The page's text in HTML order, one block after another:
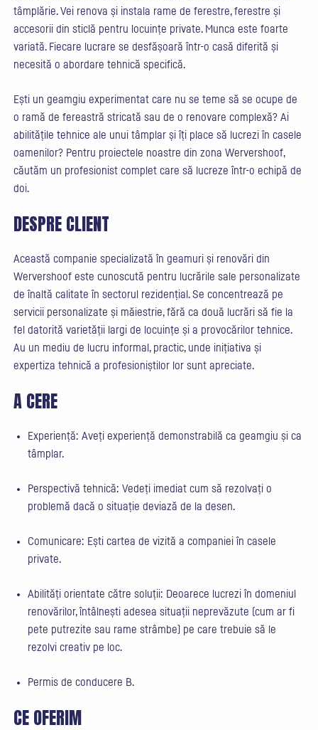
tâmplărie. Vei renova și instala rame de ferestre, ferestre și
accesorii din sticlă pentru locuințe private. Munca este foarte
variată. Fiecare lucrare se desfășoară într-o casă diferită și
necesită o abordare tehnică specifică.
Ești un geamgiu experimentat care nu se teme să se ocupe de
o ramă de fereastră stricată sau de o renovare complexă? Ai
abilitățile tehnice ale unui tâmplar și îți place să lucrezi în casele
oamenilor? Pentru proiectele noastre din zona Wervershoof,
căutăm un profesionist complet care să lucreze într-o echipă de
doi.
DESPRE CLIENT
Această companie specializată în geamuri și renovări din
Wervershoof este cunoscută pentru lucrările sale personalizate
de înaltă calitate în sectorul rezidențial. Se concentrează pe
servicii personalizate și măiestrie, fără ca două lucrări să fie la
fel datorită varietății largi de locuințe și a provocărilor tehnice.
Au un mediu de lucru informal, practic, unde inițiativa și
expertiza tehnică a profesioniștilor lor sunt apreciate.
A CERE
Experiență: Aveți experiență demonstrabilă ca geamgiu și ca
tâmplar.
Perspectivă tehnică: Vedeți imediat cum să rezolvați o
problemă dacă o situație deviază de la desen.
Comunicare: Ești cartea de vizită a companiei în casele
private.
Abilități orientate către soluții: Deoarece lucrezi în domeniul
renovărilor, întâlnești adesea situații neprevăzute (cum ar fi
pete putrezite sau rame strâmbe) pe care trebuie să le
rezolvi creativ pe loc.
Permis de conducere B.
CE OFERIM